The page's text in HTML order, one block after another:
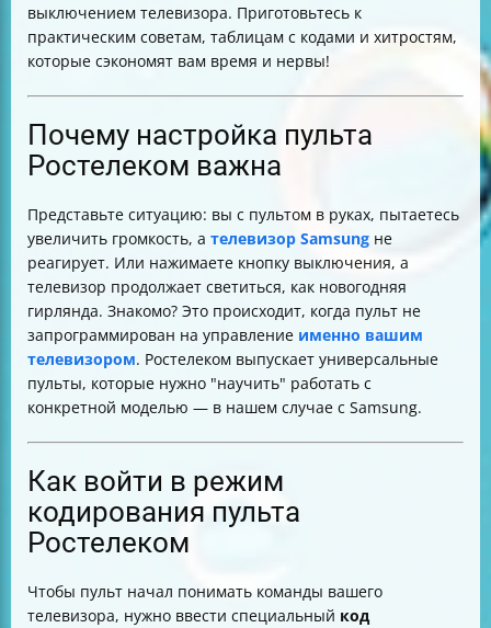
выключением телевизора. Приготовьтесь к
практическим советам, таблицам с кодами и хитростям,
которые сэкономят вам время и нервы!
Почему настройка пульта
Ростелеком важна
Представьте ситуацию: вы с пультом в руках, пытаетесь
увеличить громкость, а телевизор Samsung не
реагирует. Или нажимаете кнопку выключения, а
телевизор продолжает светиться, как новогодняя
гирлянда. Знакомо? Это происходит, когда пульт не
запрограммирован на управление именно вашим
телевизором. Ростелеком выпускает универсальные
пульты, которые нужно "научить" работать с
конкретной моделью — в нашем случае с Samsung.
Как войти в режим
кодирования пульта
Ростелеком
Чтобы пульт начал понимать команды вашего
телевизора, нужно ввести специальный код